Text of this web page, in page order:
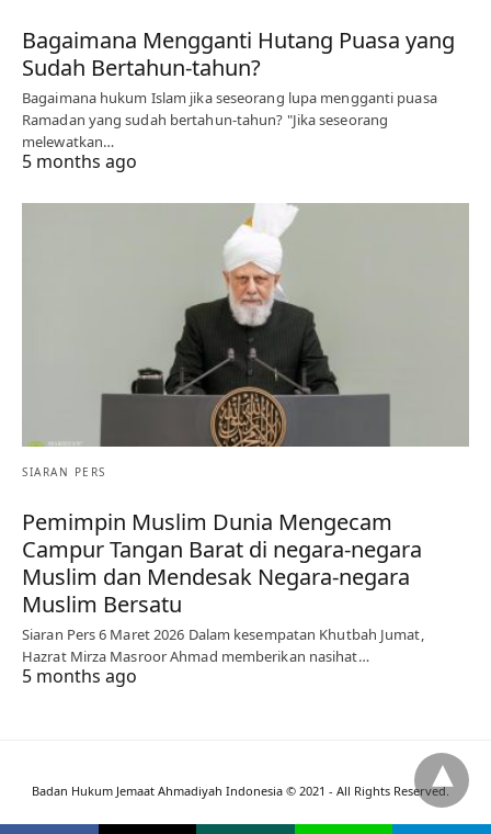
Bagaimana Mengganti Hutang Puasa yang
Sudah Bertahun-tahun?
Bagaimana hukum Islam jika seseorang lupa mengganti puasa
Ramadan yang sudah bertahun-tahun? "Jika seseorang
melewatkan…
5 months ago
SIARAN PERS
Pemimpin Muslim Dunia Mengecam
Campur Tangan Barat di negara-negara
Muslim dan Mendesak Negara-negara
Muslim Bersatu
Siaran Pers 6 Maret 2026 Dalam kesempatan Khutbah Jumat,
Hazrat Mirza Masroor Ahmad memberikan nasihat…
5 months ago
Badan Hukum Jemaat Ahmadiyah Indonesia © 2021 - All Rights Reserved.